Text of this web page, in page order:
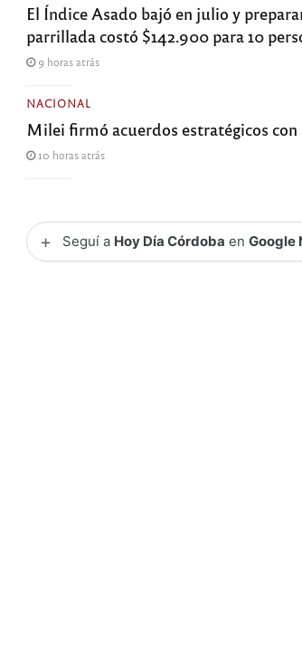
El Índice Asado bajó en julio y
parrillada costó $142.900 para 10
9 horas atrás
NACIONAL
Milei firmó acuerdos estratégicos
10 horas atrás
+ Seguí a Hoy Día Córdoba enGoogle